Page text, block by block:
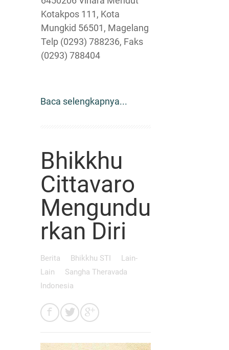
Kotakpos 111, Kota
Mungkid 56501, Magelang
Telp (0293) 788236, Faks
(0293) 788404
Baca selengkapnya...
Bhikkhu
Cittavaro
Mengundu
rkan Diri
Berita Bhikkhu STI
Lain-
Lain
Sangha Theravada
Indonesia